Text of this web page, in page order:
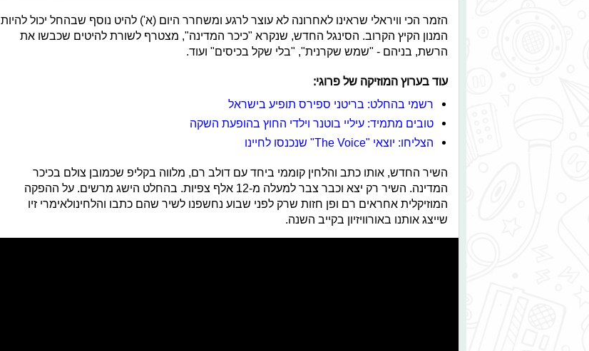
הזמר הכי וויראלי שראינו לאחרונה לא עוצר לרגע ומשחרר היום (א') להיט נוסף שבהחל יכול להיות
המנון הקיץ הקרוב. הסינגל החדש, שנקרא "כיכר המדינה", מצטרף לשורת להיטים שכבשו את
הרשת, בניהם - "שמש שקרנית", "בלי שקל בכיסים" ועוד.
עוד בערוץ המוזיקה של פרוגי:
רשמי בהחלט: בריטני ספירס תופיע בישראל
טובים מתמיד: עיליי בוטנר וילדי החוץ בהופעת השקה
הצליחו: יוצאי "The Voice" שנכנסו לחיינו
השיר החדש, אותו כתב והלחין קוממי ביחד עם דולב רם, מלווה בקליפ שכמובן צולם בכיכר
המדינה. השיר רק יצא וכבר צבר למעלה מ-12 אלף צפיות. בהחלט הישג מרשים. על ההפקה
המוזיקלית אחראים רם ופן חזות שרק לפני שבוע נחשפנו לשיר שהם כתבו והלחינולאימרי זיו
שייצג אותנו באורוויזיון בקייב השנה.